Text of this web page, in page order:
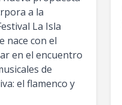
a la
La Isla
nace con el
en el encuentro
de
el flamenco y